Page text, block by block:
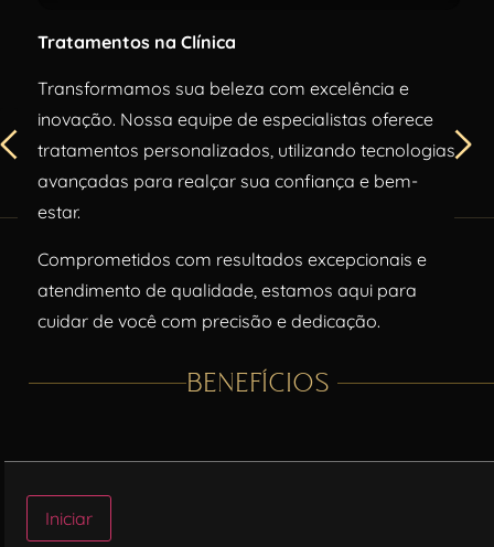
Tratamentos na Clínica
Transformamos sua beleza com excelência e
inovação. Nossa equipe de especialistas oferece
tratamentos personalizados, utilizando tecnologias
avançadas para realçar sua confiança e bem-
estar.
Comprometidos com resultados excepcionais e
atendimento de qualidade, estamos aqui para
cuidar de você com precisão e dedicação.
BENEFÍCIOS
Iniciar